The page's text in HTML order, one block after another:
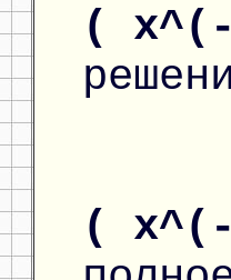
(
(